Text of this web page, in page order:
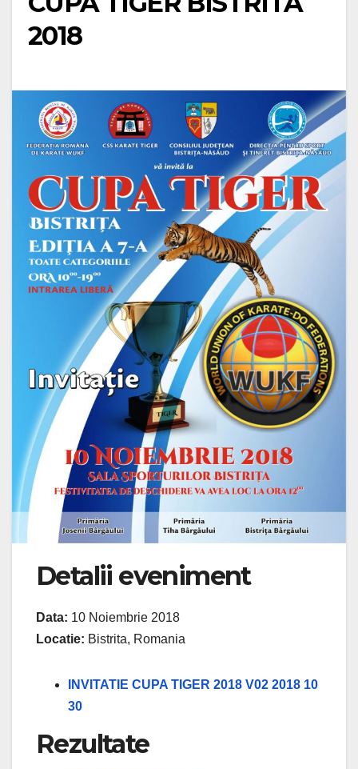
2018
Detalii eveniment
Data: 10 Noiembrie 2018
Locatie: Bistrita, Romania
INVITATIE CUPA TIGER 2018 V02 2018 10
30
Rezultate